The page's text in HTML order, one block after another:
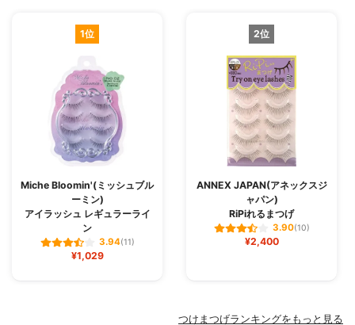
1位
Miche Bloomin'(ミッシュブル
ーミン)
アイラッシュ レギュラーライ
ン
3.94(11)
¥1,029
2位
ANNEX JAPAN(アネックスジ
ャパン)
RiPiれるまつげ
3.90(10)
¥2,400
つけまつげランキングをもっと見る